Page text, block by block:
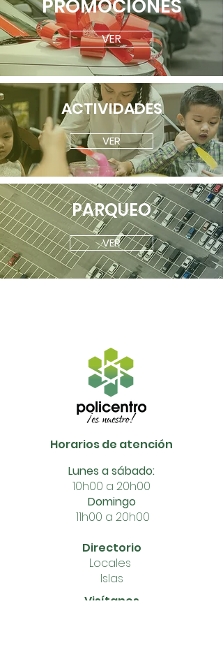
PROMOCIONES
VER
ACTIVIDADES
VER
PARQUEO
VER
Horarios de atención
Lunes a sábado:
10h00 a 20h00
Domingo
11h00 a 20h00
Directorio
Locales
Islas
Visítanos